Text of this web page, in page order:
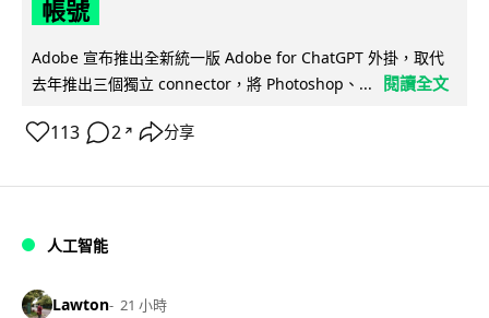
帳號
Adobe 宣布推出全新統一版 Adobe for ChatGPT 外掛，取代
去年推出三個獨立 connector，將 Photoshop、...
閱讀全文
113 2 ↗ 分享
人工智能
Lawton 21 小時